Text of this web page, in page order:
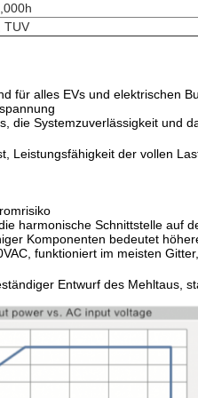
TUV
für alles EVs und elektrischen
die Systemzuverlässigkeit und
Leistungsfähigkeit der vollen
harmonische Schnittstelle auf
Komponenten bedeutet
funktioniert im meisten
Entwurf des Mehltaus,